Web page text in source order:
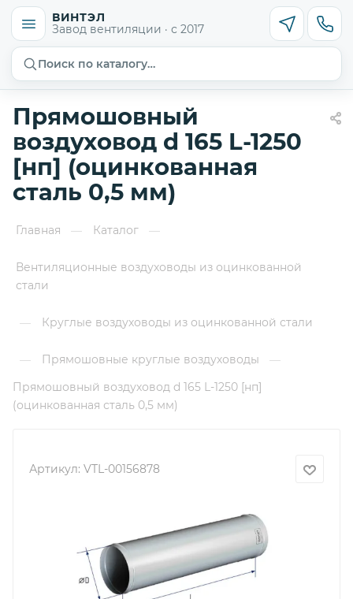
ВИНТЭЛ
Завод вентиляции · с 2017
Поиск по каталогу…
Прямошовный
воздуховод d 165 L-1250
[нп] (оцинкованная
сталь 0,5 мм)
Главная — Каталог —
Вентиляционные воздуховоды из оцинкованной
стали
— Круглые воздуховоды из оцинкованной стали
— Прямошовные круглые воздуховоды
—
Прямошовный воздуховод d 165 L-1250 [нп]
(оцинкованная сталь 0,5 мм)
Артикул: VTL-00156878